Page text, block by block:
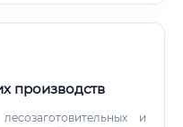
производств
и